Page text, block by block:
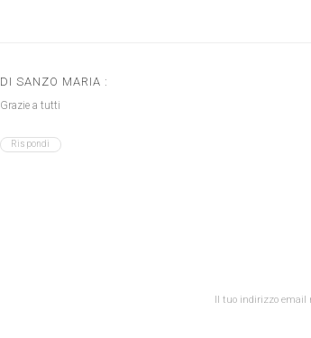
DI SANZO MARIA :
Grazie a tutti
Rispondi
Il tuo indirizzo email